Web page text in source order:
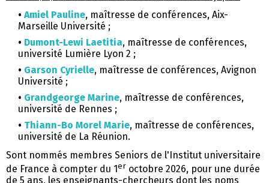
• Amiel Pauline, maîtresse de conférences, Aix-
Marseille Université ;
• Dumont-Lewi Laetitia, maîtresse de conférences,
université Lumière Lyon 2 ;
• Garson Cyrielle, maîtresse de conférences, Avignon
Université ;
• Grandgeorge Marine, maîtresse de conférences,
université de Rennes ;
• Thiann-Bo Morel Marie, maîtresse de conférences,
université de La Réunion.
Sont nommés membres Seniors de l'Institut universitaire
de France à compter du 1er octobre 2026, pour une durée
de 5 ans, les enseignants-chercheurs dont les noms